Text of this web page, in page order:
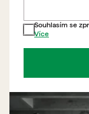
Souhlasím se
Více